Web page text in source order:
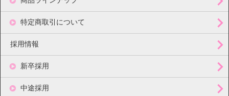
特定商取引について
採用情報
新卒採用
中途採用